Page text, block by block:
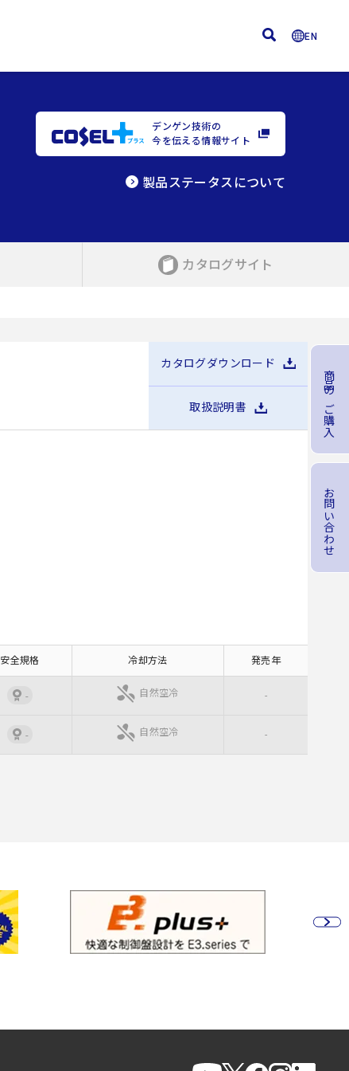
商品のご購入
お問い合わせ
EN
デンゲン技術の
今を伝える情報サイト
製品ステータスについて
カタログサイト
カタログダウンロード
取扱説明書
安全規格 冷却方法 発売年
- 自然空冷 -
- 自然空冷 -